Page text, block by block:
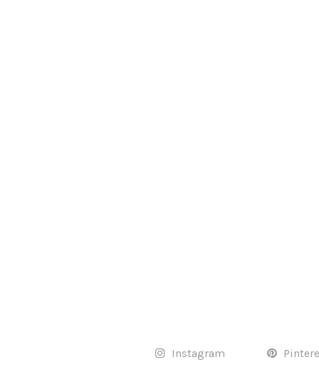
Instagram